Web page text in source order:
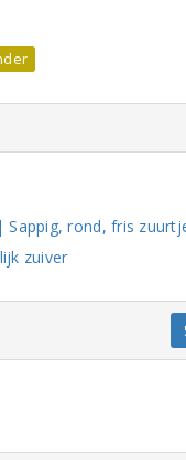
rond, fris
zuiver